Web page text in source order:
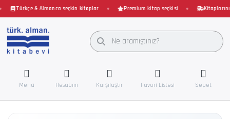
Türkçe & Almanca seçkin kitaplar Premium kitap seçkisi Kitaplarınız
Menü Hesabım Karşılaştır Favori Listesi Sepet